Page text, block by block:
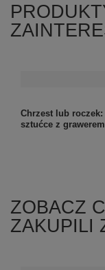
Chrzest lub roczek:
sztućce z grawerem
ZOBACZ
ZAKUPILI